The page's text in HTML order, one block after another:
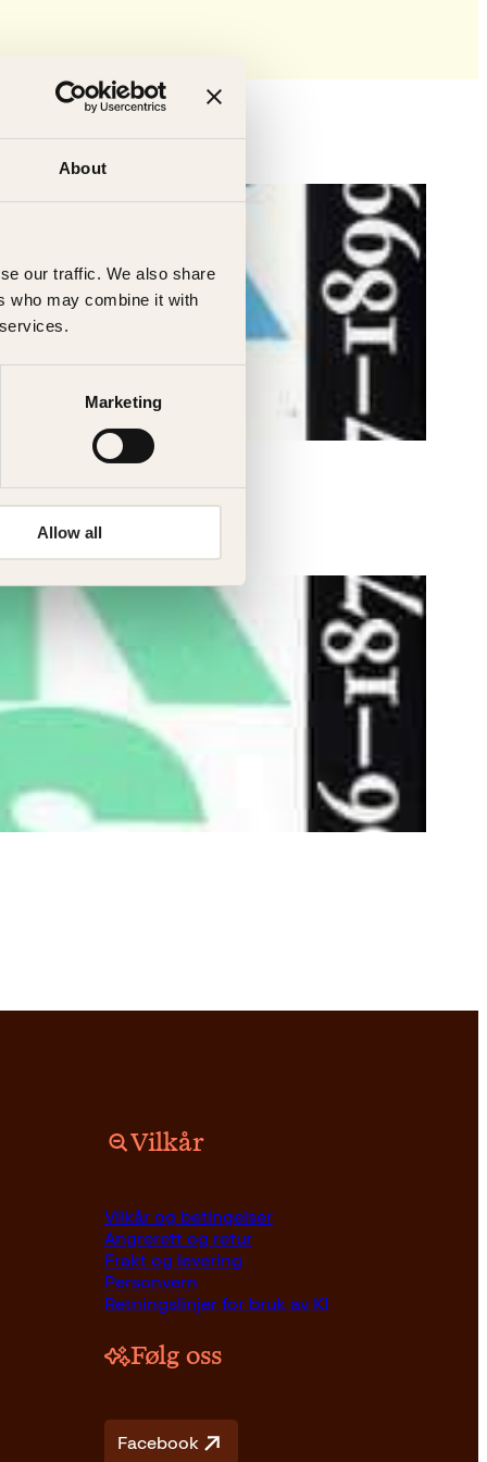
About
our traffic. We also share
who may combine it with
Marketing
Allow all
Vilkår
Vilkår og betingelser
Angrerett og retur
Frakt og levering
Personvern
Retningslinjer for bruk av KI
Følg oss
Facebook